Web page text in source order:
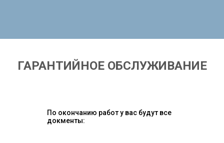
ГАРАНТИЙНОЕ ОБСЛУЖИВАНИЕ
По окончанию работ у вас будут все
докменты: